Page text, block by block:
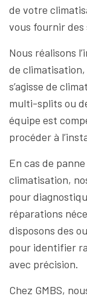
de votre
vous fournir des
Nous réalisons
de climatisation,
s’agisse de
multi-splits ou
équipe est
procéder à
En cas de
climatisation,
pour
réparations
disposons des
pour identifier
avec précision.
Chez GMBS,